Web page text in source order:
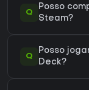
Q
Posso
Steam?
Q
Posso
Deck?